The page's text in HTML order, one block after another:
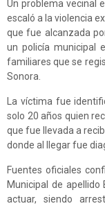
Un problema vecinal
escaló a la violencia
que fue alcanzada
un policía municipal
familiares que se
Sonora.
La víctima fue
solo 20 años quien
que fue llevada a
donde al llegar fue
Fuentes oficiales
Municipal de
actuar, siendo